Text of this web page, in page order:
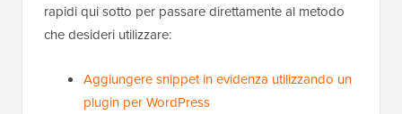
rapidi qui sotto per passare direttamente al metodo
che desideri utilizzare:
Aggiungere snippet in evidenza utilizzando un
plugin per WordPress